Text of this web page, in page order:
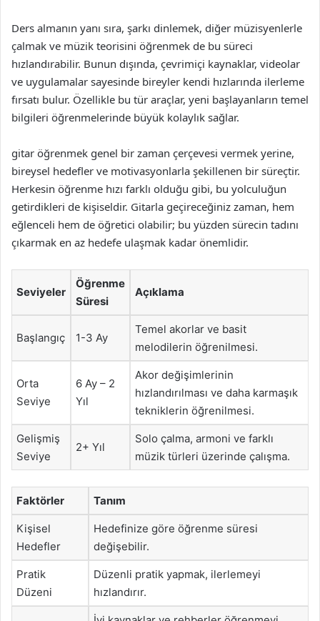
Ders almanın yanı sıra, şarkı dinlemek, diğer müzisyenlerle
çalmak ve müzik teorisini öğrenmek de bu süreci
hızlandırabilir. Bunun dışında, çevrimiçi kaynaklar, videolar
ve uygulamalar sayesinde bireyler kendi hızlarında ilerleme
fırsatı bulur. Özellikle bu tür araçlar, yeni başlayanların temel
bilgileri öğrenmelerinde büyük kolaylık sağlar.
gitar öğrenmek genel bir zaman çerçevesi vermek yerine,
bireysel hedefler ve motivasyonlarla şekillenen bir süreçtir.
Herkesin öğrenme hızı farklı olduğu gibi, bu yolculuğun
getirdikleri de kişiseldir. Gitarla geçireceğiniz zaman, hem
eğlenceli hem de öğretici olabilir; bu yüzden sürecin tadını
çıkarmak en az hedefe ulaşmak kadar önemlidir.
Seviyeler
Öğrenme
Süresi
Açıklama
Başlangıç 1-3 Ay
Temel akorlar ve basit
melodilerin öğrenilmesi.
Orta
Seviye
6 Ay – 2
Yıl
Akor değişimlerinin
hızlandırılması ve daha karmaşık
tekniklerin öğrenilmesi.
Gelişmiş
Seviye
2+ Yıl
Solo çalma, armoni ve farklı
müzik türleri üzerinde çalışma.
Faktörler Tanım
Kişisel
Hedefler
Hedefinize göre öğrenme süresi
değişebilir.
Pratik
Düzeni
Düzenli pratik yapmak, ilerlemeyi
hızlandırır.